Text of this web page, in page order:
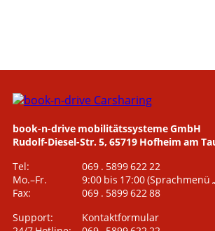
book-n-drive mobilitätssysteme GmbH
Rudolf-Diesel-Str. 5, 65719 Hofheim am
Tel:
069 . 5899 622 22
Mo.–Fr.
9:00 bis 17:00(Sprachmenü
Fax:
069 . 5899 622 88
Support:
Kontaktformular